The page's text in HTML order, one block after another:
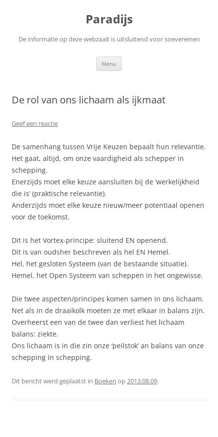
Paradijs
De informatie op deze webzaait is uitsluitend voor soevereinen
Menu
De rol van ons lichaam als ijkmaat
Geef een reactie
De samenhang tussen Vrije Keuzen bepaalt hun relevantie.
Het gaat, altijd, om onze vaardigheid als schepper in
schepping.
Enerzijds moet elke keuze aansluiten bij de ‘werkelijkheid
die is’ (praktische relevantie).
Anderzijds moet elke keuze nieuw/meer potentiaal openen
voor de toekomst.
Dit is het Vortex-principe: sluitend EN openend.
Dit is van oudsher beschreven als hel EN Hemel.
Hel, het gesloten Systeem (van de bestaande situatie).
Hemel, het Open Systeem van scheppen in het ongewisse.
Die twee aspecten/principes komen samen in ons lichaam.
Net als in de draaikolk moeten ze met elkaar in balans zijn.
Overheerst een van de twee dan verliest het lichaam
balans: ziekte.
Ons lichaam is in die zin onze ‘peilstok’ an balans van onze
schepping in schepping.
Dit bericht werd geplaatst in Boeken op2013.08.09.